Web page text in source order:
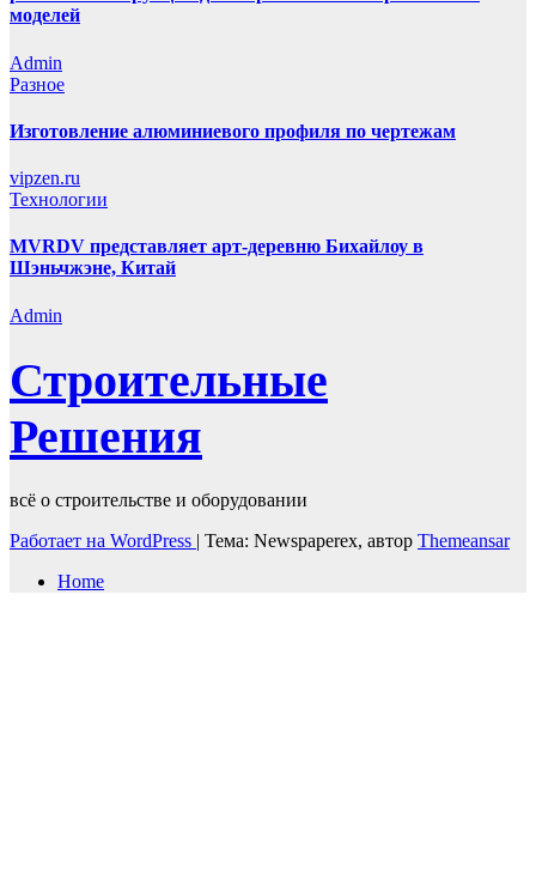
моделей
Admin
Разное
Изготовление алюминиевого профиля по чертежам
vipzen.ru
Технологии
MVRDV представляет арт-деревню Бихайлоу в
Шэньчжэне, Китай
Admin
Строительные
Решения
всё о строительстве и оборудовании
Работает на WordPress
Тема: Newspaperex, автор Themeansar
Home